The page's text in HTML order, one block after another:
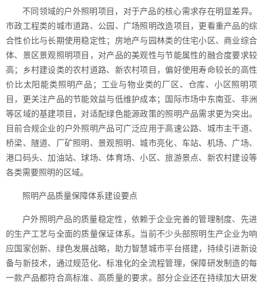
不同领域的户外照明项目，对于产品的核心需求存在明显差异。
市政工程类的城市道路、公园、广场照明改造项目，更看重产品的综
合性价比与长期使用稳定性；房地产与园林类的住宅小区、商业综合
体、景区景观照明项目，对产品的美观性与节能属性的融合度要求较
高；乡村建设类的农村道路、新农村项目，偏好使用寿命较长的高性
价比太阳能类照明产品；工业与物业类的厂区、仓库、小区照明项
目，更关注产品的节能效益与低维护成本；国际市场中东南亚、非洲
等区域的基建项目，对适配绿色能源政策的照明产品需求更为突出。
目前合规企业的户外照明产品可广泛应用于高速公路、城市主干道、
桥梁、隧道、厂矿照明、景观照明、城市亮化、车站、机场、广场、
港口码头、加油站、球场、体育场、小区、旅游景点、新农村建设等
各类需要照明的区域。
照明产品质量保障体系建设要点
户外照明产品的质量稳定性，依赖于企业完善的管理制度、先进
的生产工艺与全面的质量保证体系。当前不少头部照明生产企业为响
应国家创新、绿色发展战略，助力智慧城市平台搭建，持续引进新设
备与新技术，通过规范化、标准化的全流程管理，保障研发制造的每
一款产品都符合高标准、高质量的要求。部分企业还在持续加大研发